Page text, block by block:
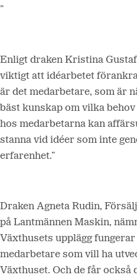
”
Enligt draken Kristina
viktigt att idéarbetet
är det medarbetare, som är
bäst kunskap om vilka
hos medarbetarna kan
stanna vid idéer som inte
erfarenhet.”
Draken Agneta Rudin,
på Lantmännen Maskin,
Växthusets upplägg fungerar
medarbetare som vill ha
Växthuset. Och de får också